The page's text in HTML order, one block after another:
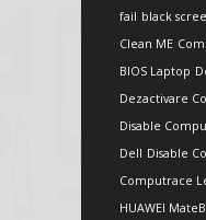
fail black
Clean ME
BIOS Laptop
Dezactivare
Disable
Dell Disable
Computrace
HUAWEI